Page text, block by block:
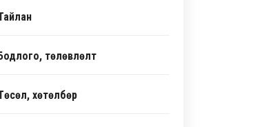
төлөвлөлт
хөтөлбөр